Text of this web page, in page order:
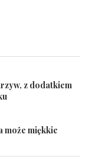
z dodatkiem
może miękkie